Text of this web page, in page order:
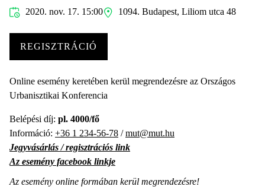
2020. nov. 17. 15:00 1094. Budapest, Liliom utca 48
REGISZTRÁCIÓ
Online esemény keretében kerül megrendezésre az Országos
Urbanisztikai Konferencia
Belépési díj: pl. 4000/fő
Információ: +36 1 234-56-78 /mut@mut.hu
Jegyvásárlás / regisztrációs link
Az esemény facebook linkje
Az esemény online formában kerül megrendezésre!